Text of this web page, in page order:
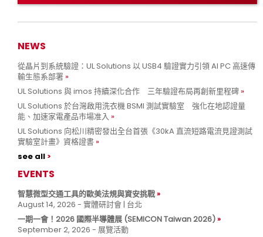
NEWS
從晶片到系統驗證：UL Solutions 以 USB4 驗證實力引領 AI PC 高速傳
輸生態系部署
UL Solutions 與 imos 持續深化合作 三年驗證布局再創新里程碑
UL Solutions 於台灣啟用洗衣機 BSMI 測試實驗室 強化在地認證量
能、加速家電產品市場准入
UL Solutions 向松川精密發出全台首張《30kA 直流短路電流見證測試
實驗室計畫》資格證書
see all
EVENTS
智慧微型交通工具的歐美法規與資安挑戰
August 14, 2026 - 實體研討會 | 台北
一期一會！2026 國際半導體展 (SEMICON Taiwan 2026)
September 2, 2026 - 展覽活動